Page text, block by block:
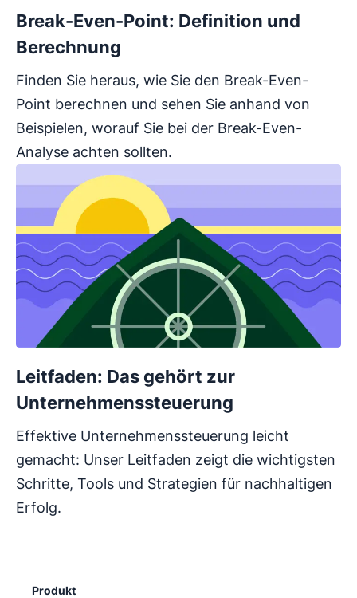
Break-Even-Point: Definition und
Berechnung
Finden Sie heraus, wie Sie den Break-Even-
Point berechnen und sehen Sie anhand von
Beispielen, worauf Sie bei der Break-Even-
Analyse achten sollten.
Leitfaden: Das gehört zur
Unternehmenssteuerung
Effektive Unternehmenssteuerung leicht
gemacht: Unser Leitfaden zeigt die wichtigsten
Schritte, Tools und Strategien für nachhaltigen
Erfolg.
Produkt